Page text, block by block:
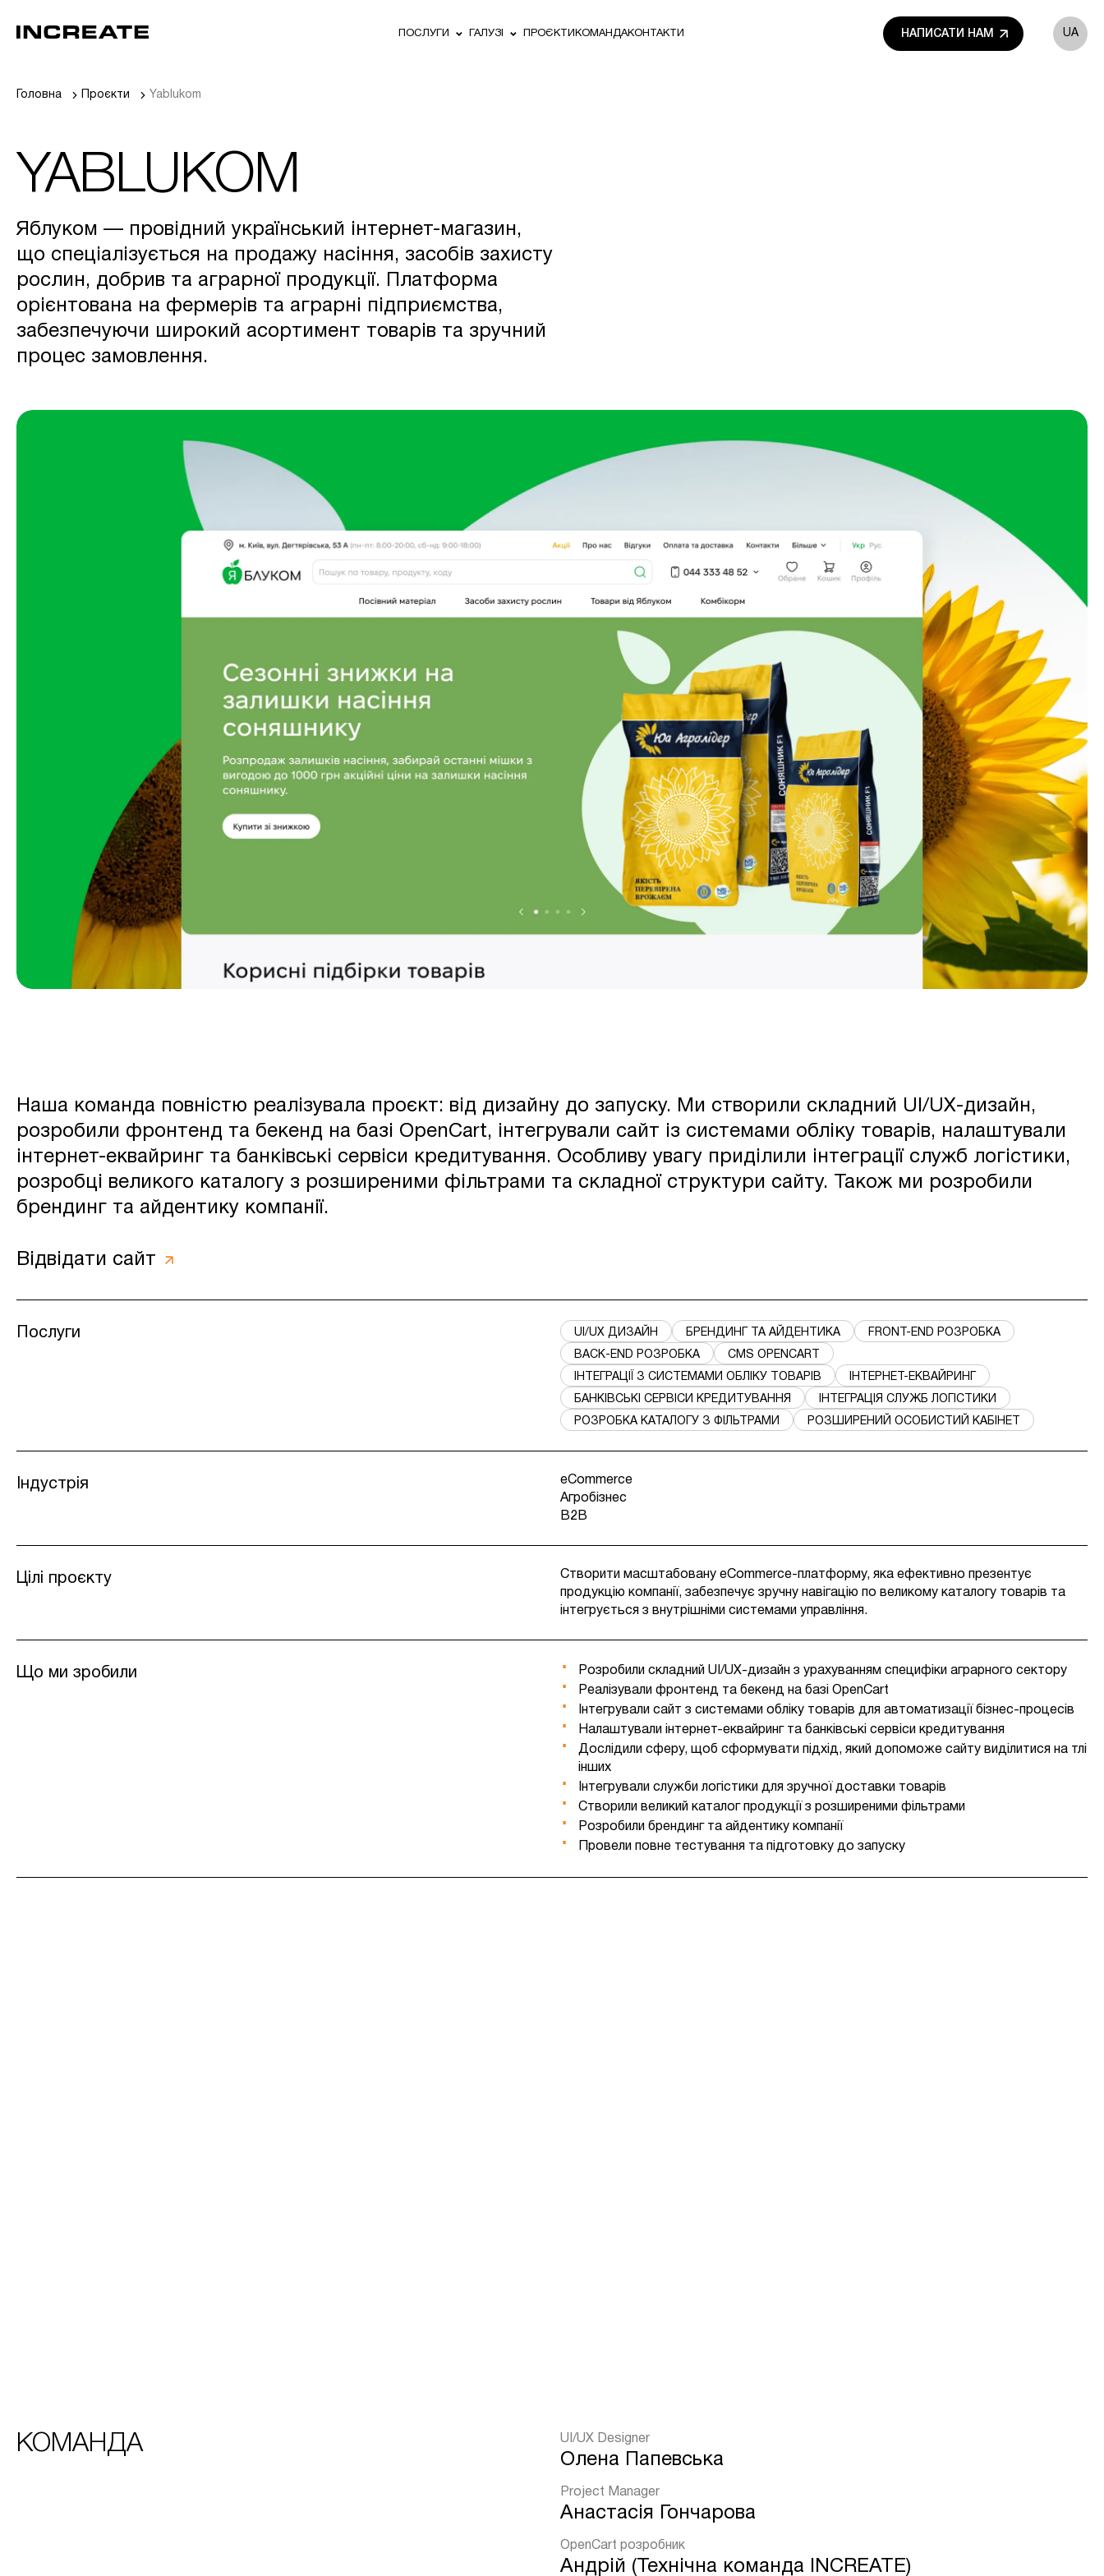
ПОСЛУГИ ГАЛУЗІ ПРОЄКТИ КОМАНДАКОНТАКТИ НАПИСАТИ НАМ UA
Головна Проєкти Yablukom
YABLUKOM
Яблуком — провідний український інтернет-магазин,
що спеціалізується на продажу насіння, засобів захисту
рослин, добрив та аграрної продукції. Платформа
орієнтована на фермерів та аграрні підприємства,
забезпечуючи широкий асортимент товарів та зручний
процес замовлення.
Наша команда повністю реалізувала проєкт: від дизайну до запуску. Ми створили складний UI/UX-дизайн,
розробили фронтенд та бекенд на базі OpenCart, інтегрували сайт із системами обліку товарів, налаштували
інтернет-еквайринг та банківські сервіси кредитування. Особливу увагу приділили інтеграції служб логістики,
розробці великого каталогу з розширеними фільтрами та складної структури сайту. Також ми розробили
брендинг та айдентику компанії.
Відвідати сайт
Послуги UI/UX ДИЗАЙН БРЕНДИНГ ТА АЙДЕНТИКА FRONT-END РОЗРОБКА
BACK-END РОЗРОБКА CMS OPENCART
ІНТЕГРАЦІЇ З СИСТЕМАМИ ОБЛІКУ ТОВАРІВ ІНТЕРНЕТ-ЕКВАЙРИНГ
БАНКІВСЬКІ СЕРВІСИ КРЕДИТУВАННЯ ІНТЕГРАЦІЯ СЛУЖБ ЛОГІСТИКИ
РОЗРОБКА КАТАЛОГУ З ФІЛЬТРАМИ РОЗШИРЕНИЙ ОСОБИСТИЙ КАБІНЕТ
Індустрія
eCommerce
Агробізнес
B2B
Цілі проєкту
Створити масштабовану eCommerce-платформу, яка ефективно презентує
продукцію компанії, забезпечує зручну навігацію по великому каталогу товарів та
інтегрується з внутрішніми системами управління.
Що ми зробили
Розробили складний UI/UX-дизайн з урахуванням специфіки аграрного сектору
Реалізували фронтенд та бекенд на базі OpenCart
Інтегрували сайт з системами обліку товарів для автоматизації бізнес-процесів
Налаштували інтернет-еквайринг та банківські сервіси кредитування
Дослідили сферу, щоб сформувати підхід, який допоможе сайту виділитися на тлі
інших
Інтегрували служби логістики для зручної доставки товарів
Створили великий каталог продукції з розширеними фільтрами
Розробили брендинг та айдентику компанії
Провели повне тестування та підготовку до запуску
КОМАНДА UI/UX Designer
Олена Папевська
Project Manager
Анастасія Гончарова
OpenCart розробник
Андрій (Технічна команда INCREATE)